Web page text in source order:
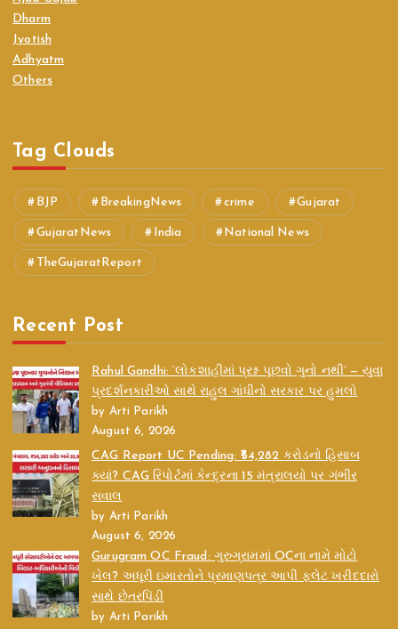
Dharm
Jyotish
Adhyatm
Others
Tag Clouds
BJP BreakingNews crime Gujarat
GujaratNews India National News
TheGujaratReport
Recent Post
Rahul Gandhi: ‘લોકશાહીમાં પ્રશ્ન પૂછવો ગુનો નથી’ — યુવા
પ્રદર્શનકારીઓ સાથે રાહુલ ગાંધીનો સરકાર પર હુમલો
by Arti Parikh
August 6, 2026
CAG Report UC Pending: ₹54,282 કરોડનો હિસાબ
ક્યાં? CAG રિપોર્ટમાં કેન્દ્રના 15 મંત્રાલયો પર ગંભીર
સવાલ
by Arti Parikh
August 6, 2026
Gurugram OC Fraud: ગુરુગ્રામમાં OCના નામે મોટો
ખેલ? અધૂરી ઇમારતોને પ્રમાણપત્ર આપી ફ્લેટ ખરીદદારો
સાથે છેતરપિંડી
by Arti Parikh